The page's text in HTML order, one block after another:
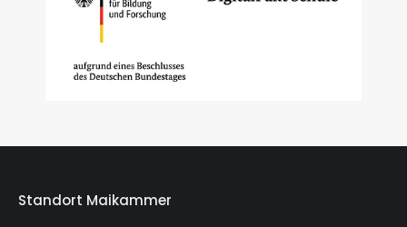
Standort Maikammer